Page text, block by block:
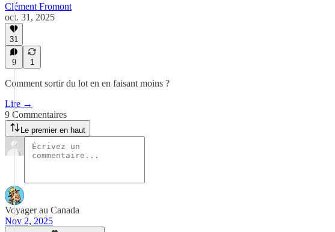
Clément Fromont
oct. 31, 2025
31
9 1
Comment sortir du lot en en faisant moins ?
Lire →
9 Commentaires
Le premier en haut
Voyager au Canada
Nov 2, 2025